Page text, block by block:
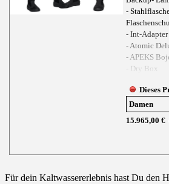
-
- Int-
- Atomic
- APEKS
- Dry Box
Dieses
15.965,00 €
Für dein Kaltwassererlebnis hast Du den